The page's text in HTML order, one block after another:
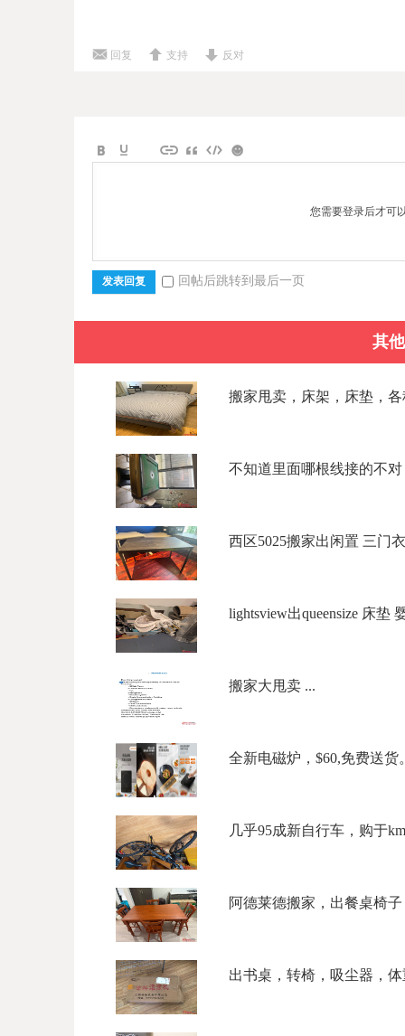
回复 支持 反对
您需要登录后才可
发表回复 回帖后跳转到最后一页
其
搬家甩卖，床架，床垫，
不知道里面哪根线接的不
西区5025搬家出闲置 三门
lightsview出queensize 床垫
搬家大甩卖 ...
全新电磁炉，$60,免费送货
几乎95成新自行车，购于
阿德莱德搬家，出餐桌椅
出书桌，转椅，吸尘器，